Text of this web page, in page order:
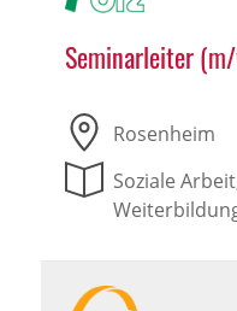
Seminarleiter
Rosenheim
Soziale